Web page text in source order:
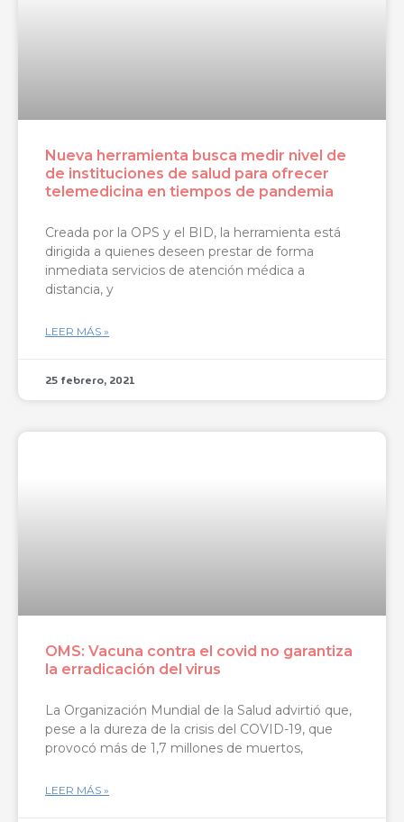
Nueva herramienta busca medir nivel de
de instituciones de salud para ofrecer
telemedicina en tiempos de pandemia
Creada por la OPS y el BID, la herramienta está
dirigida a quienes deseen prestar de forma
inmediata servicios de atención médica a
distancia, y
LEER MÁS »
25 febrero, 2021
OMS: Vacuna contra el covid no garantiza
la erradicación del virus
La Organización Mundial de la Salud advirtió que,
pese a la dureza de la crisis del COVID-19, que
provocó más de 1,7 millones de muertos,
LEER MÁS »